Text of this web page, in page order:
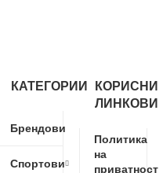
КАТЕГОРИИ
Брендови
Спортови
КОРИСНИ
ЛИНКОВИ
Политика
на
приватност